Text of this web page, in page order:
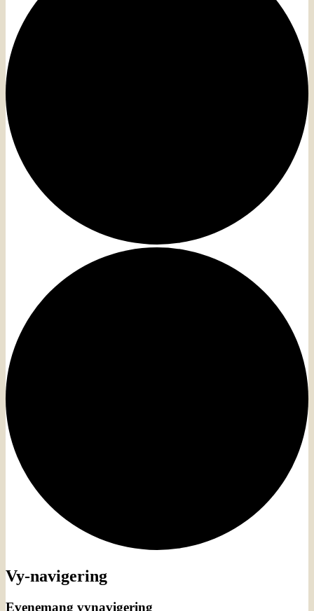
Evenemang
Vy-navigering
Evenemang vynavigering